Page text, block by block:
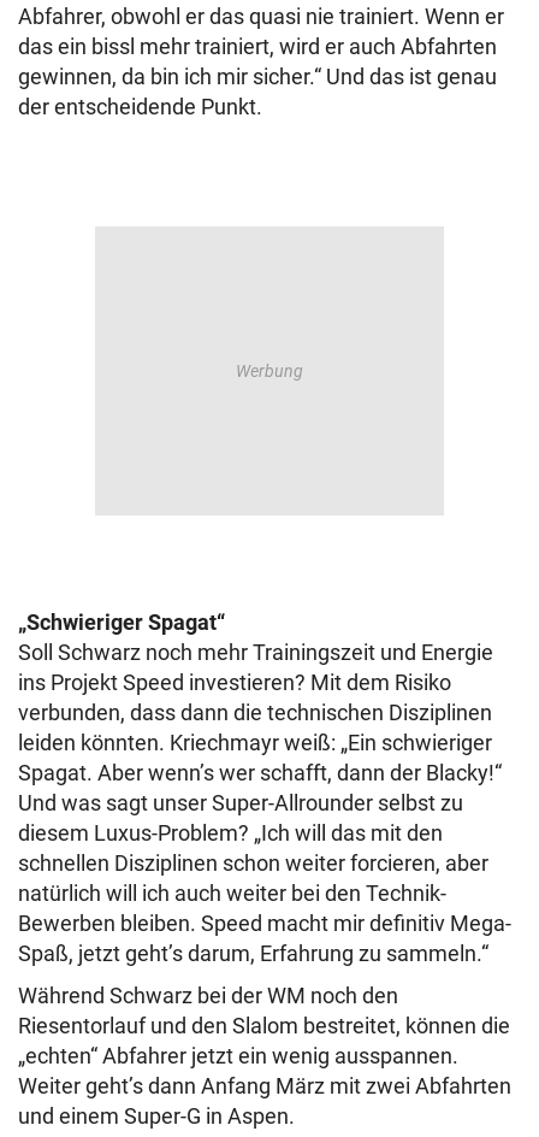
Abfahrer, obwohl er das quasi nie trainiert. Wenn er
das ein bissl mehr trainiert, wird er auch Abfahrten
gewinnen, da bin ich mir sicher.“ Und das ist genau
der entscheidende Punkt.
„Schwieriger Spagat“
Soll Schwarz noch mehr Trainingszeit und Energie
ins Projekt Speed investieren? Mit dem Risiko
verbunden, dass dann die technischen Disziplinen
leiden könnten. Kriechmayr weiß: „Ein schwieriger
Spagat. Aber wenn’s wer schafft, dann der Blacky!“
Und was sagt unser Super-Allrounder selbst zu
diesem Luxus-Problem? „Ich will das mit den
schnellen Disziplinen schon weiter forcieren, aber
natürlich will ich auch weiter bei den Technik-
Bewerben bleiben. Speed macht mir definitiv Mega-
Spaß, jetzt geht’s darum, Erfahrung zu sammeln.“
Während Schwarz bei der WM noch den
Riesentorlauf und den Slalom bestreitet, können die
„echten“ Abfahrer jetzt ein wenig ausspannen.
Weiter geht’s dann Anfang März mit zwei Abfahrten
und einem Super-G in Aspen.